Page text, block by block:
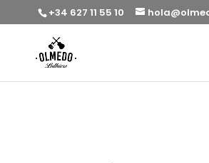
+34 627 11 55 10